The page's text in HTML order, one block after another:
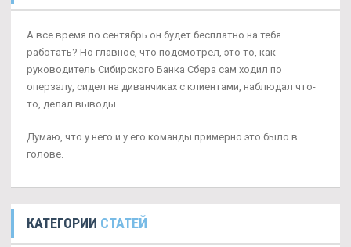
А все время по сентябрь он будет бесплатно на тебя
работать? Но главное, что подсмотрел, это то, как
руководитель Сибирского Банка Сбера сам ходил по
оперзалу, сидел на диванчиках с клиентами, наблюдал что-
то, делал выводы.
Думаю, что у него и у его команды примерно это было в
голове.
КАТЕГОРИИ СТАТЕЙ